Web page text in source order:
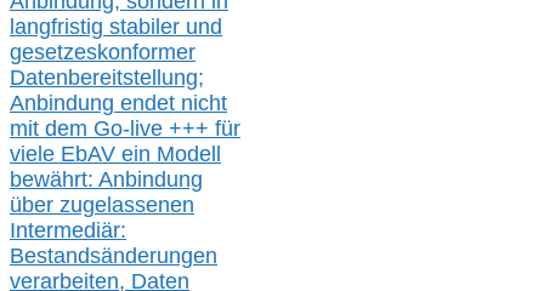
langfristig stabiler und
gesetzeskonformer
Datenbereitstellung;
Anbindung endet nicht
mit dem Go-live +++ für
viele EbAV ein Modell
bewährt: Anbindung
über zugelassenen
Intermediär:
Bestandsänderungen
verarbeiten, Daten